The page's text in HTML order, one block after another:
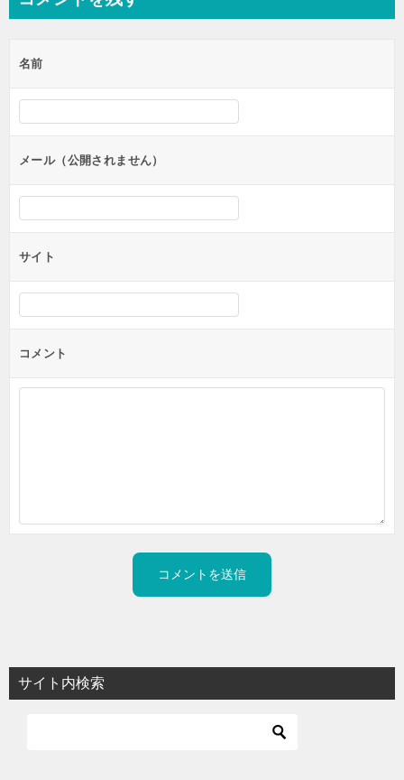
ビ
ー
シ
ョ
ン
名前
メール（公開されません）
サイト
コメント
サイト内検索